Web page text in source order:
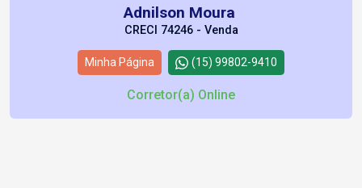
Adnilson Moura
CRECI 74246 - Venda
Minha Página (15) 99802-9410
Corretor(a) Online